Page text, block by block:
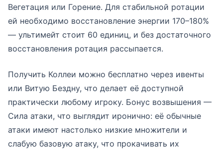
Вегетация или Горение. Для стабильной ротации
ей необходимо восстановление энергии 170–180%
— ультимейт стоит 60 единиц, и без достаточного
восстановления ротация рассыпается.
Получить Коллеи можно бесплатно через ивенты
или Витую Бездну, что делает её доступной
практически любому игроку. Бонус возвышения —
Сила атаки, что выглядит иронично: её обычные
атаки имеют настолько низкие множители и
слабую базовую атаку, что прокачивать их